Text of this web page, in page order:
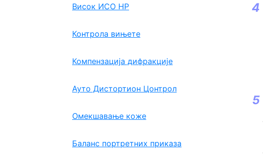
Висок ИСО НР
Контрола вињете
Компензација дифракције
Ауто Дистортион Цонтрол
Омекшавање коже
Баланс портретних приказа